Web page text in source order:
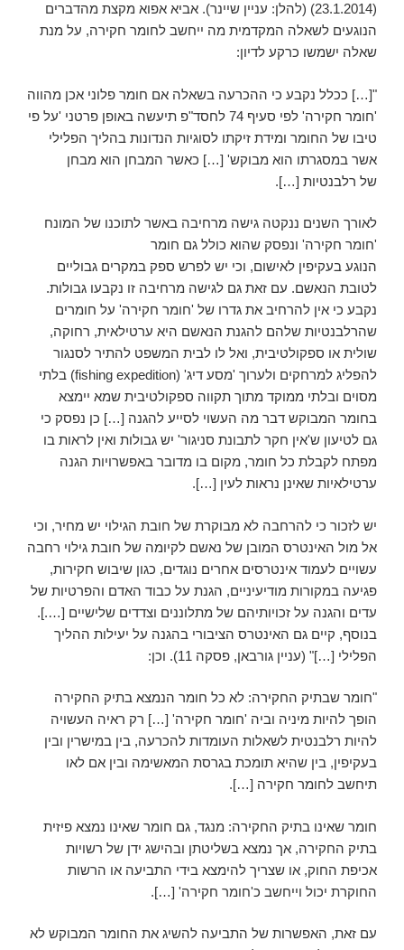
(23.1.2014) (להלן: עניין שיינר). אביא אפוא מקצת מהדברים
הנוגעים לשאלה המקדמית מה ייחשב לחומר חקירה, על מנת
שאלה ישמשו כרקע לדיון:
"[…] ככלל נקבע כי ההכרעה בשאלה אם חומר פלוני אכן מהווה
'חומר חקירה' לפי סעיף 74 לחסד"פ תיעשה באופן פרטני 'על פי
טיבו של החומר ומידת זיקתו לסוגיות הנדונות בהליך הפלילי
אשר במסגרתו הוא מבוקש' […] כאשר המבחן הוא מבחן
של רלבנטיות […].
לאורך השנים ננקטה גישה מרחיבה באשר לתוכנו של המונח
'חומר חקירה' ונפסק שהוא כולל גם חומר
הנוגע בעקיפין לאישום, וכי יש לפרש ספק במקרים גבוליים
לטובת הנאשם. עם זאת גם לגישה מרחיבה זו נקבעו גבולות.
נקבע כי אין להרחיב את גדרו של 'חומר חקירה' על חומרים
שהרלבנטיות שלהם להגנת הנאשם היא ערטילאית, רחוקה,
שולית או ספקולטיבית, ואל לו לבית המשפט להתיר לסנגור
להפליג למרחקים ולערוך 'מסע דיג' (fishing expedition) בלתי
מסוים ובלתי ממוקד מתוך תקווה ספקולטיבית שמא יימצא
בחומר המבוקש דבר מה העשוי לסייע להגנה […] כן נפסק כי
גם לטיעון ש'אין חקר לתבונת סניגור' יש גבולות ואין לראות בו
מפתח לקבלת כל חומר, מקום בו מדובר באפשרויות הגנה
ערטילאיות שאינן נראות לעין […].
יש לזכור כי להרחבה לא מבוקרת של חובת הגילוי יש מחיר, וכי
אל מול האינטרס המובן של נאשם לקיומה של חובת גילוי רחבה
עשויים לעמוד אינטרסים אחרים נוגדים, כגון שיבוש חקירות,
פגיעה במקורות מודיעיניים, הגנת על כבוד האדם והפרטיות של
עדים והגנה על זכויותיהם של מתלוננים וצדדים שלישיים [….].
בנוסף, קיים גם האינטרס הציבורי בהגנה על יעילות ההליך
הפלילי […]" (עניין גורבאן, פסקה 11).
וכן:
"חומר שבתיק החקירה: לא כל חומר הנמצא בתיק החקירה
הופך להיות מיניה וביה 'חומר חקירה' […] רק ראיה העשויה
להיות רלבנטית לשאלות העומדות להכרעה, בין במישרין ובין
בעקיפין, בין שהיא תומכת בגרסת המאשימה ובין אם לאו
תיחשב לחומר חקירה […].
חומר שאינו בתיק החקירה: מנגד, גם חומר שאינו נמצא פיזית
בתיק החקירה, אך נמצא בשליטתן ובהישג ידן של רשויות
אכיפת החוק, או שצריך להימצא בידי התביעה או הרשות
החוקרת יכול וייחשב כ'חומר חקירה' […].
עם זאת, האפשרות של התביעה להשיג את החומר המבוקש לא